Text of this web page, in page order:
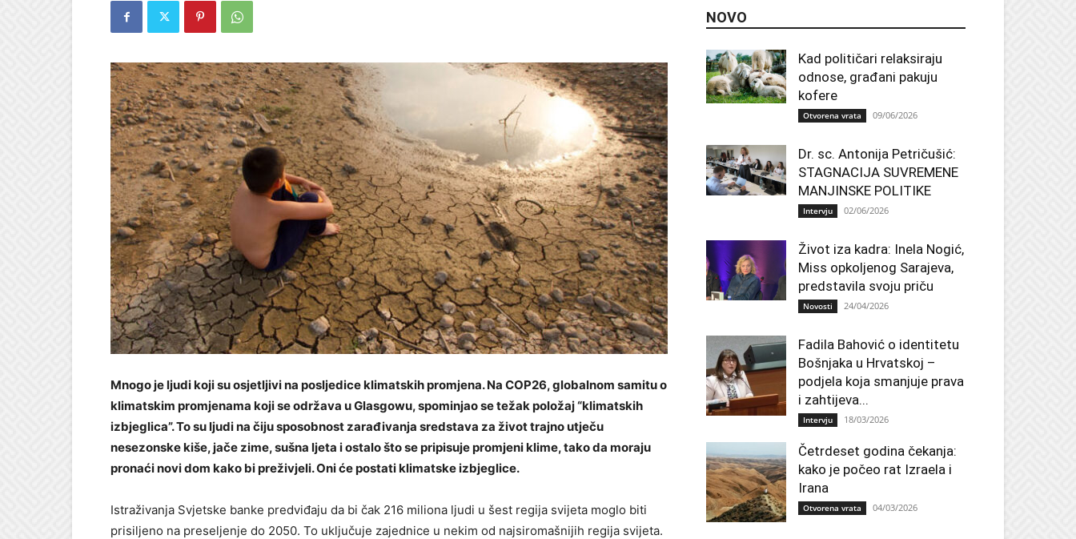
Mnogo je ljudi koji su osjetljivi na posljedice klimatskih promjena. Na COP26, globalnom samitu o
klimatskim promjenama koji se održava u Glasgowu, spominjao se težak položaj “klimatskih
izbjeglica”. To su ljudi na čiju sposobnost zarađivanja sredstava za život trajno utječu
nesezonske kiše, jače zime, sušna ljeta i ostalo što se pripisuje promjeni klime, tako da moraju
pronaći novi dom kako bi preživjeli. Oni će postati klimatske izbjeglice.
Istraživanja Svjetske banke predviđaju da bi čak 216 miliona ljudi u šest regija svijeta moglo biti
prisiljeno na preseljenje do 2050. To uključuje zajednice u nekim od najsiromašnijih regija svijeta.
NOVO
Kad političari relaksiraju
odnose, građani pakuju
kofere
Otvorena vrata 09/06/2026
Dr. sc. Antonija Petričušić:
STAGNACIJA SUVREMENE
MANJINSKE POLITIKE
Intervju 02/06/2026
Život iza kadra: Inela Nogić,
Miss opkoljenog Sarajeva,
predstavila svoju priču
Novosti 24/04/2026
Fadila Bahović o identitetu
Bošnjaka u Hrvatskoj –
podjela koja smanjuje prava
i zahtijeva...
Intervju 18/03/2026
Četrdeset godina čekanja:
kako je počeo rat Izraela i
Irana
Otvorena vrata 04/03/2026